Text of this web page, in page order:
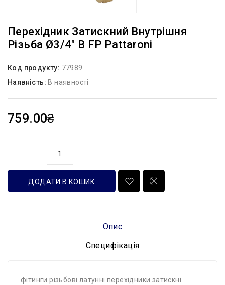
Перехідник Затискний Внутрішня
Різьба Ø3/4″ В FP Pattaroni
Код продукту: 77989
Наявність: В наявності
759.00₴
ДОДАТИ В КОШИК
Опис
Специфікація
фітинги різьбові латунні перехідники затискні